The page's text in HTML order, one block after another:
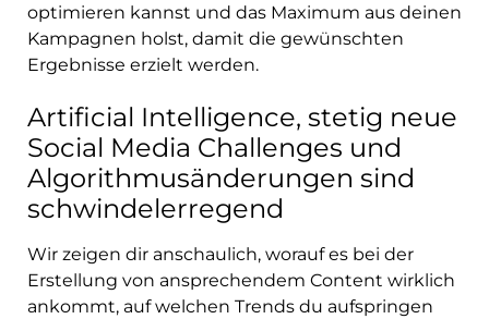
optimieren kannst und das Maximum aus deinen
Kampagnen holst, damit die gewünschten
Ergebnisse erzielt werden.
Artificial Intelligence, stetig neue
Social Media Challenges und
Algorithmusänderungen sind
schwindelerregend
Wir zeigen dir anschaulich, worauf es bei der
Erstellung von ansprechendem Content wirklich
ankommt, auf welchen Trends du aufspringen